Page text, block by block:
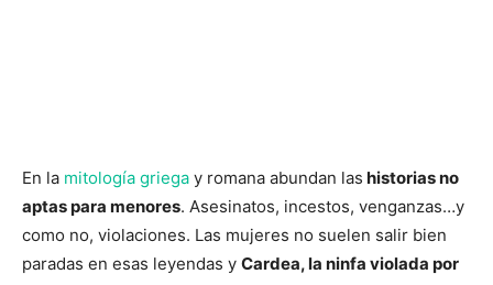
En la mitología griega y romana abundan las historias no
aptas para menores. Asesinatos, incestos, venganzas…y
como no, violaciones. Las mujeres no suelen salir bien
paradas en esas leyendas y Cardea, la ninfa violada por